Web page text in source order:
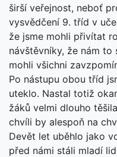
širší veřejnost, neboť
vysvědčení 9. tříd v
že jsme mohli přivítat
návštěvníky, že nám
mohli všichni
Po nástupu obou tříd
uteklo. Nastal totiž
žáků velmi dlouho
chvíli by alespoň na
Devět let uběhlo jako
před námi stáli mladí